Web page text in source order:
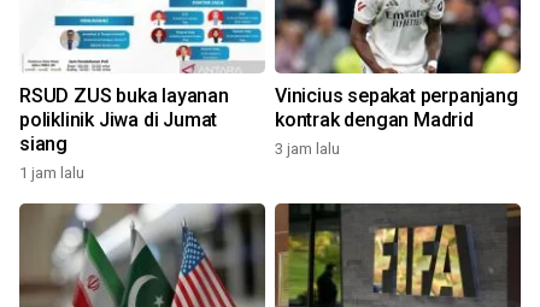
RSUD ZUS buka layanan
poliklinik Jiwa di Jumat
siang
1 jam lalu
Vinicius sepakat perpanjang
kontrak dengan Madrid
3 jam lalu